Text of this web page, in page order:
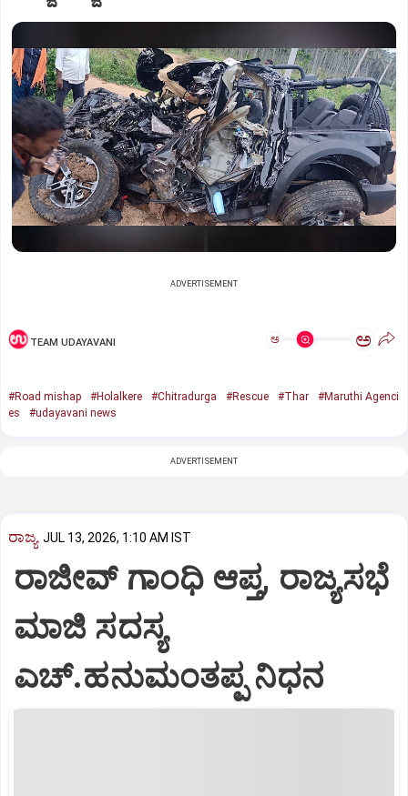
ADVERTISEMENT
TEAM UDAYAVANI ಅ ಅ
#Road mishap #Holalkere #Chitradurga #Rescue #Thar
#Maruthi Agenci
es
#udayavani news
ADVERTISEMENT
ರಾಜ್ಯ JUL 13, 2026, 1:10 AM IST
ರಾಜೀವ್‌ ಗಾಂಧಿ ಆಪ್ತ, ರಾಜ್ಯಸಭೆ
ಮಾಜಿ ಸದಸ್ಯ
ಎಚ್‌.ಹನುಮಂತಪ್ಪ ನಿಧನ